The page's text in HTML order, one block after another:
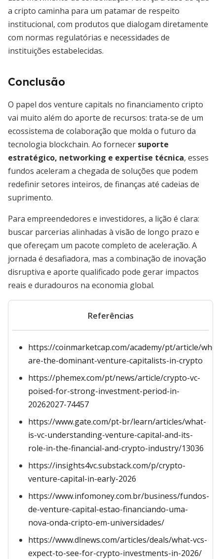
a cripto caminha para um patamar de respeito
institucional, com produtos que dialogam diretamente
com normas regulatórias e necessidades de
instituições estabelecidas.
Conclusão
O papel dos venture capitals no financiamento cripto
vai muito além do aporte de recursos: trata-se de um
ecossistema de colaboração que molda o futuro da
tecnologia blockchain. Ao fornecer suporte
estratégico, networking e expertise técnica, esses
fundos aceleram a chegada de soluções que podem
redefinir setores inteiros, de finanças até cadeias de
suprimento.
Para empreendedores e investidores, a lição é clara:
buscar parcerias alinhadas à visão de longo prazo e
que ofereçam um pacote completo de aceleração. A
jornada é desafiadora, mas a combinação de inovação
disruptiva e aporte qualificado pode gerar impactos
reais e duradouros na economia global.
Referências
https://coinmarketcap.com/academy/pt/article/who-
are-the-dominant-venture-capitalists-in-crypto
https://phemex.com/pt/news/article/crypto-vc-
poised-for-strong-investment-period-in-
20262027-74457
https://www.gate.com/pt-br/learn/articles/what-
is-vc-understanding-venture-capital-and-its-
role-in-the-financial-and-crypto-industry/13036
https://insights4vc.substack.com/p/crypto-
venture-capital-in-early-2026
https://www.infomoney.com.br/business/fundos-
de-venture-capital-estao-financiando-uma-
nova-onda-cripto-em-universidades/
https://www.dlnews.com/articles/deals/what-vcs-
expect-to-see-for-crypto-investments-in-2026/